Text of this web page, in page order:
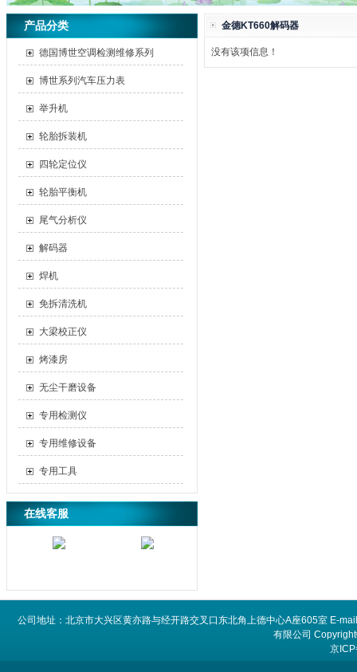
产品分类
德国博世空调检测维修系列
博世系列汽车压力表
举升机
轮胎拆装机
四轮定位仪
轮胎平衡机
尾气分析仪
解码器
焊机
免拆清洗机
大梁校正仪
烤漆房
无尘干磨设备
专用检测仪
专用维修设备
专用工具
在线客服
金德KT660解码器
没有该项信息！
公司地址：北京市大兴区黄亦路与经开路交叉口东北角上德中心A座605室 E-
有限公司
京